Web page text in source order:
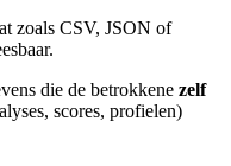
zoals CSV, JSON of
die de betrokkene zelf
scores, profielen)